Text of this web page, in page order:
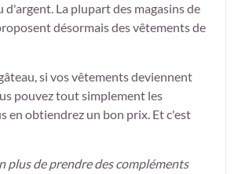
La plupart des magasins de
désormais des vêtements de
si vos vêtements deviennent
pouvez tout simplement les
en obtiendrez un bon prix. Et c'est
plus de prendre des compléments